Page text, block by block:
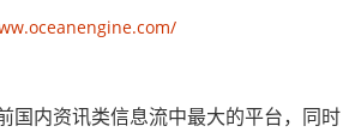
内资讯类信息流中最大的平台，同时